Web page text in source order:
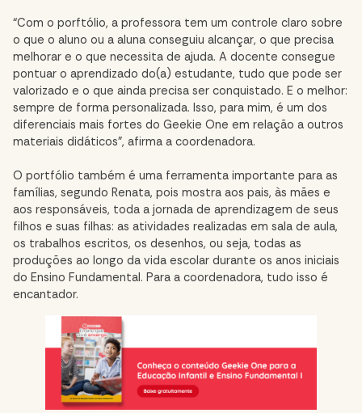
“Com o porftólio, a professora tem um controle claro sobre
o que o aluno ou a aluna conseguiu alcançar, o que precisa
melhorar e o que necessita de ajuda. A docente consegue
pontuar o aprendizado do(a) estudante, tudo que pode ser
valorizado e o que ainda precisa ser conquistado. E o melhor:
sempre de forma personalizada. Isso, para mim, é um dos
diferenciais mais fortes do Geekie One em relação a outros
materiais didáticos”, afirma a coordenadora.
O portfólio também é uma ferramenta importante para as
famílias, segundo Renata, pois mostra aos pais, às mães e
aos responsáveis, toda a jornada de aprendizagem de seus
filhos e suas filhas: as atividades realizadas em sala de aula,
os trabalhos escritos, os desenhos, ou seja, todas as
produções ao longo da vida escolar durante os anos iniciais
do Ensino Fundamental. Para a coordenadora, tudo isso é
encantador.